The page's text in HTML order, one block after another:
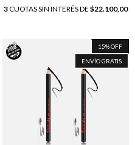
3CUOTAS SIN INTERÉS DE $22.100,00
15%OFF
ENVÍO GRATIS